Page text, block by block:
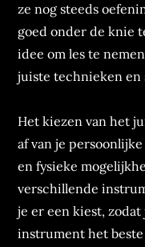
ze nog steeds
goed onder de knie
idee om les te
juiste technieken en
Het kiezen van het
af van je
en fysieke
verschillende
je er een kiest,
instrument het